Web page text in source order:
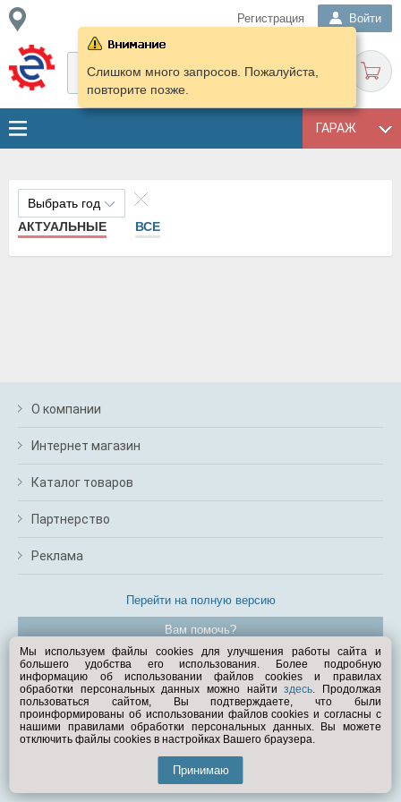
Регистрация Войти
ГАРАЖ
Слишком много запросов. Пожалуйста,
повторите позже.
Выбрать год
АКТУАЛЬНЫЕ
ВСЕ
О компании
Интернет магазин
Каталог товаров
Партнерство
Реклама
Перейти на полную версию
Вам помочь?
© Exist.ru 1998—2026
Мы используем файлы cookies для улучшения работы сайта и
большего удобства его использования. Более подробную
информацию об использовании файлов cookies и правилах
обработки персональных данных можно найтиздесь. Продолжая
пользоваться сайтом, Вы подтверждаете, что были
проинформированы об использовании файлов cookies и согласны с
нашими правилами обработки персональных данных. Вы можете
отключить файлы cookies в настройках Вашего браузера.
Принимаю